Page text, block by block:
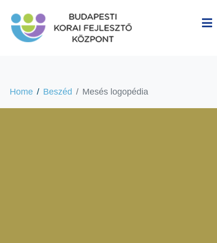
Home Beszéd Mesés logopédia